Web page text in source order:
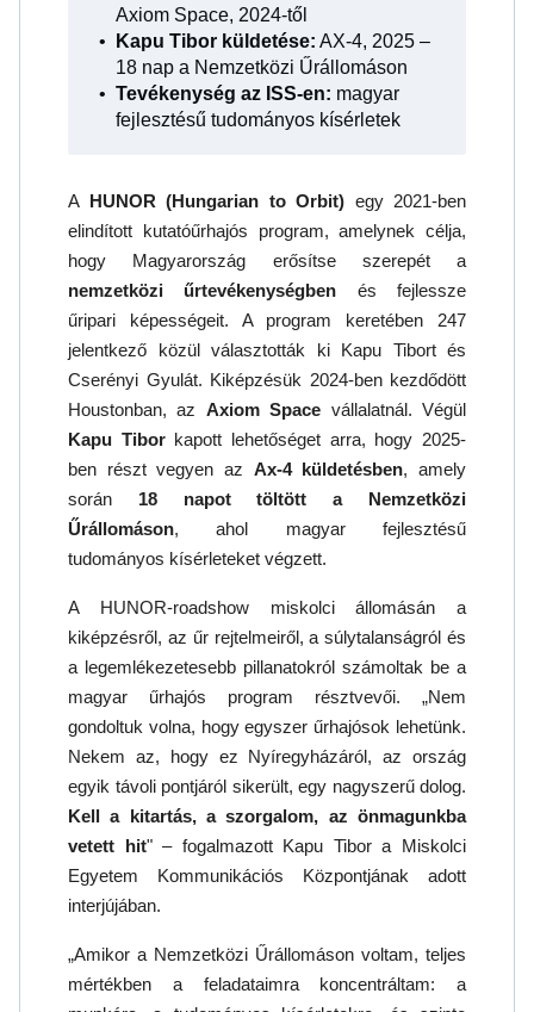
Axiom Space, 2024-től
Kapu Tibor küldetése: AX-4, 2025 –
18 nap a Nemzetközi Űrállomáson
Tevékenység az ISS-en: magyar
fejlesztésű tudományos kísérletek
A HUNOR (Hungarian to Orbit) egy 2021-ben
elindított kutatóűrhajós program, amelynek célja,
hogy Magyarország erősítse szerepét a
nemzetközi űrtevékenységben és fejlessze
űripari képességeit. A program keretében 247
jelentkező közül választották ki Kapu Tibort és
Cserényi Gyulát. Kiképzésük 2024-ben kezdődött
Houstonban, az Axiom Space vállalatnál. Végül
Kapu Tiborkapott lehetőséget arra, hogy 2025-
ben részt vegyen az Ax-4 küldetésben, amely
során 18 napot töltött a Nemzetközi
Űrállomáson, ahol magyar fejlesztésű
tudományos kísérleteket végzett.
A HUNOR-roadshow miskolci állomásán a
kiképzésről, az űr rejtelmeiről, a súlytalanságról és
a legemlékezetesebb pillanatokról számoltak be a
magyar űrhajós program résztvevői. „Nem
gondoltuk volna, hogy egyszer űrhajósok lehetünk.
Nekem az, hogy ez Nyíregyházáról, az ország
egyik távoli pontjáról sikerült, egy nagyszerű dolog.
Kell a kitartás, a szorgalom, az önmagunkba
vetett hit" – fogalmazott Kapu Tibor a Miskolci
Egyetem Kommunikációs Központjának adott
interjújában.
„Amikor a Nemzetközi Űrállomáson voltam, teljes
mértékben a feladataimra koncentráltam: a